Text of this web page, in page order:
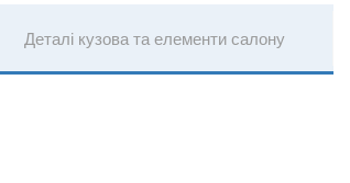
Деталі кузова та елементи салону